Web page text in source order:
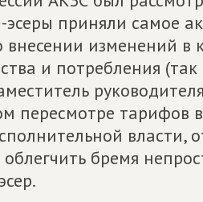
приняли самое
внесении изменений
и потребления
пересмотре тарифов
власти,
бремя